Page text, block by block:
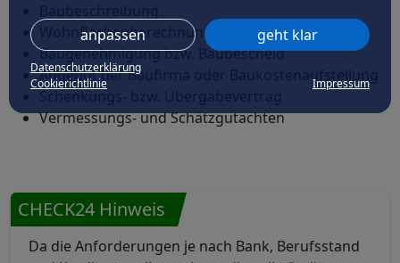
anpassen geht klar
Datenschutzerklärung
Cookierichtlinie
Impressum
Wohnflächenberechnung
Baugenehmigung bzw. Baubescheid
Angebot der Baufirma oder Baukostenaufstellung
Vermessungs- und Schätzgutachten
CHECK24 Hinweis
Da die Anforderungen je nach Bank, Berufsstand